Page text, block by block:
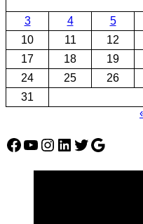
3
4 5
10
11 12
17
18 19
24
25 26
31
Facebook
YouTube
Instagram
LinkedIn
Twitter
Google